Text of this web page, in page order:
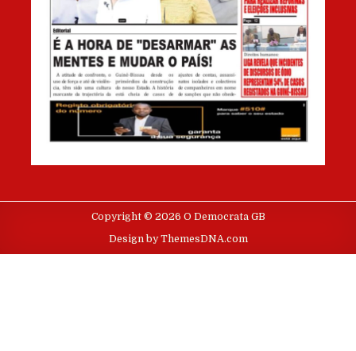
Copyright © 2026 O Democrata GB
Design by ThemesDNA.com